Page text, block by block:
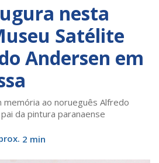
nesta
Satélite
Andersen em
memória ao norueguês Alfredo
da pintura paranaense
2 min